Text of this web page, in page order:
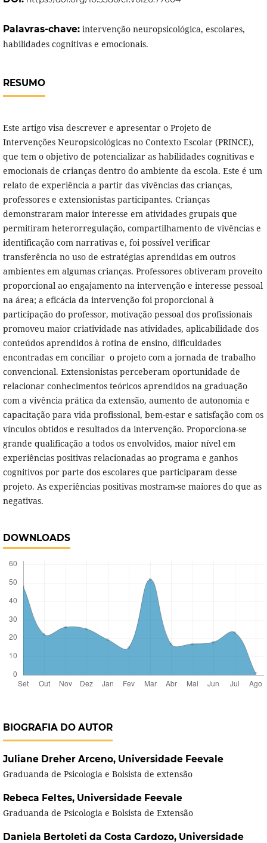
Palavras-chave: intervenção neuropsicológica, escolares,
habilidades cognitivas e emocionais.
RESUMO
Este artigo visa descrever e apresentar o Projeto de
Intervenções Neuropsicológicas no Contexto Escolar (PRINCE),
que tem o objetivo de potencializar as habilidades cognitivas e
emocionais de crianças dentro do ambiente da escola. Este é um
relato de experiência a partir das vivências das crianças,
professores e extensionistas participantes. Crianças
demonstraram maior interesse em atividades grupais que
permitiram heterorregulação, compartilhamento de vivências e
identificação com narrativas e, foi possível verificar
transferência no uso de estratégias aprendidas em outros
ambientes em algumas crianças. Professores obtiveram proveito
proporcional ao engajamento na intervenção e interesse pessoal
na área; a eficácia da intervenção foi proporcional à
participação do professor, motivação pessoal dos profissionais
promoveu maior criatividade nas atividades, aplicabilidade dos
conteúdos aprendidos à rotina de ensino, dificuldades
encontradas em conciliar o projeto com a jornada de trabalho
convencional. Extensionistas perceberam oportunidade de
relacionar conhecimentos teóricos aprendidos na graduação
com a vivência prática da extensão, aumento de autonomia e
capacitação para vida profissional, bem-estar e satisfação com os
vínculos obtidos e resultados da intervenção. Proporciona-se
grande qualificação a todos os envolvidos, maior nível em
experiências positivas relacionadas ao programa e ganhos
cognitivos por parte dos escolares que participaram desse
projeto. As experiências positivas mostram-se maiores do que as
negativas.
DOWNLOADS
BIOGRAFIA DO AUTOR
Juliane Dreher Arceno, Universidade Feevale
Graduanda de Psicologia e Bolsista de extensão
Rebeca Feltes, Universidade Feevale
Graduanda de Psicologia e Bolsista de Extensão
Daniela Bertoleti da Costa Cardozo, Universidade